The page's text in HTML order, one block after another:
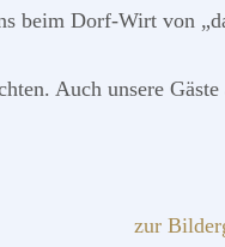
beim Dorf-Wirt von
Auch unsere
zur